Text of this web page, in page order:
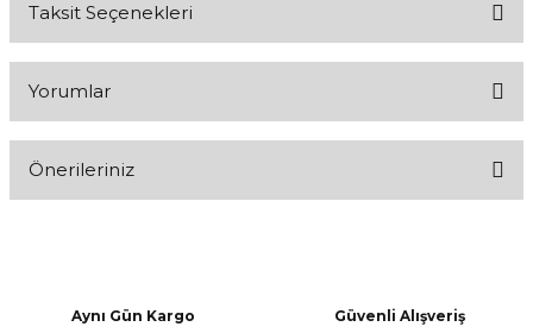
Taksit Seçenekleri
Yorumlar
Önerileriniz
Aynı Gün Kargo
Güvenli Alışveriş